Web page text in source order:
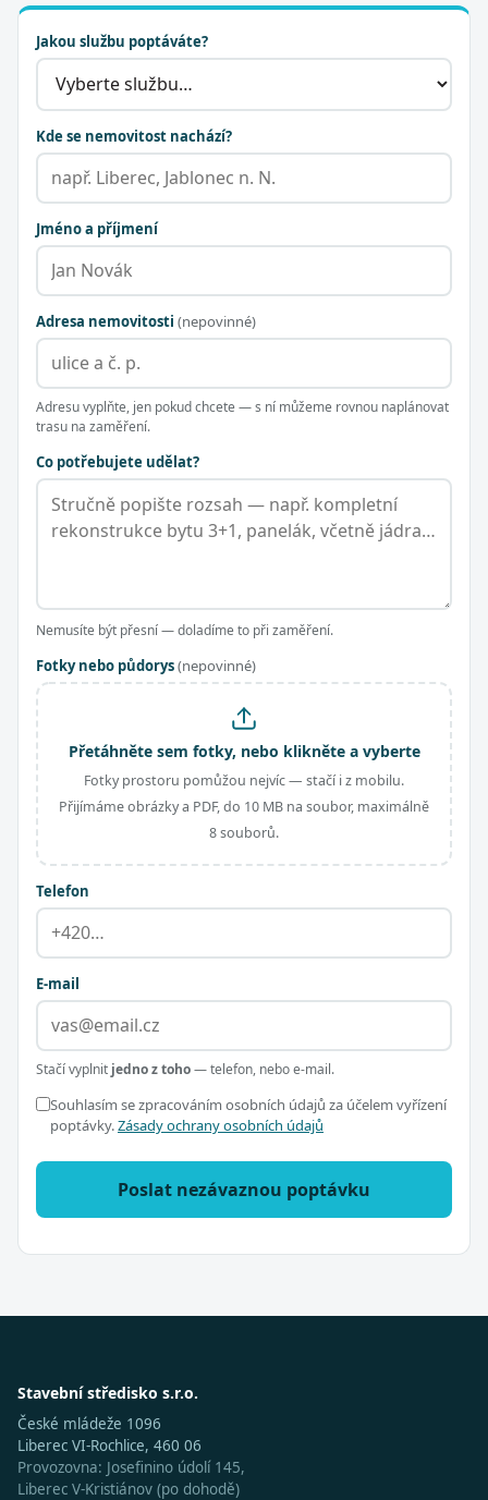
Jakou službu poptáváte?
Kde se nemovitost nachází?
Jméno a příjmení
Adresa nemovitosti (nepovinné)
Adresu vyplňte, jen pokud chcete — s ní můžeme rovnou naplánovat
trasu na zaměření.
Co potřebujete udělat?
Nemusíte být přesní — doladíme to při zaměření.
Fotky nebo půdorys(nepovinné)
Přetáhněte sem fotky, nebo klikněte a vyberte
Fotky prostoru pomůžou nejvíc — stačí i z mobilu.
Přijímáme obrázky a PDF, do 10 MB na soubor, maximálně
8 souborů.
Telefon
E-mail
Stačí vyplnit jedno z toho— telefon, nebo e-mail.
Souhlasím se zpracováním osobních údajů za účelem vyřízení
poptávky.Zásady ochrany osobních údajů
Poslat nezávaznou poptávku
Stavební středisko s.r.o.
České mládeže 1096
Liberec VI-Rochlice, 460 06
Provozovna: Josefinino údolí 145,
Liberec V-Kristiánov (po dohodě)